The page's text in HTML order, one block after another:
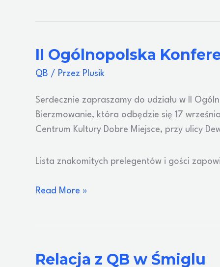
II Ogólnopolska
QB / Przez Plusik
Serdecznie zapraszamy do udziału w II
Bierzmowanie, która odbędzie się 17
Centrum Kultury Dobre Miejsce, przy ulicy
Lista znakomitych prelegentów i gości
II
Read More »
Relacja z QB w Śmiglu